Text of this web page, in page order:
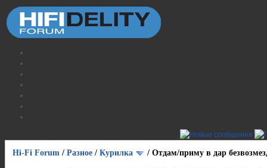
Hi-Fi Forum / Разное / Курилка / Отдам/приму в дар